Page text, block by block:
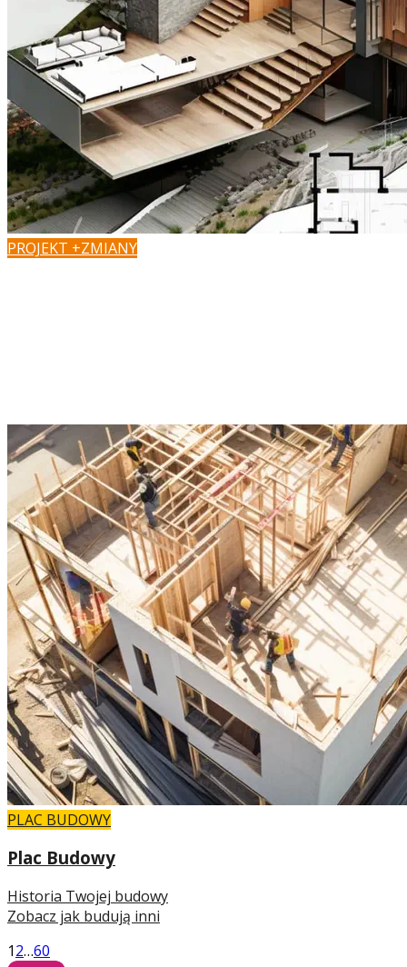
PROJEKT +ZMIANY
PLAC BUDOWY
Plac Budowy
Historia Twojej budowy
Zobacz jak budują inni
12…60